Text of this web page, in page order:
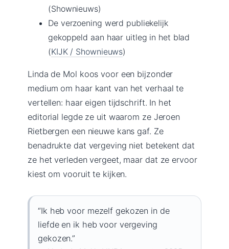
(Shownieuws)
De verzoening werd publiekelijk
gekoppeld aan haar uitleg in het blad
(KIJK / Shownieuws)
Linda de Mol koos voor een bijzonder
medium om haar kant van het verhaal te
vertellen: haar eigen tijdschrift. In het
editorial legde ze uit waarom ze Jeroen
Rietbergen een nieuwe kans gaf. Ze
benadrukte dat vergeving niet betekent dat
ze het verleden vergeet, maar dat ze ervoor
kiest om vooruit te kijken.
“Ik heb voor mezelf gekozen in de
liefde en ik heb voor vergeving
gekozen.”